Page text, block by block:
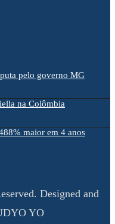
pelo governo MG
na Colômbia
maior em 4 anos
Designed and
YO